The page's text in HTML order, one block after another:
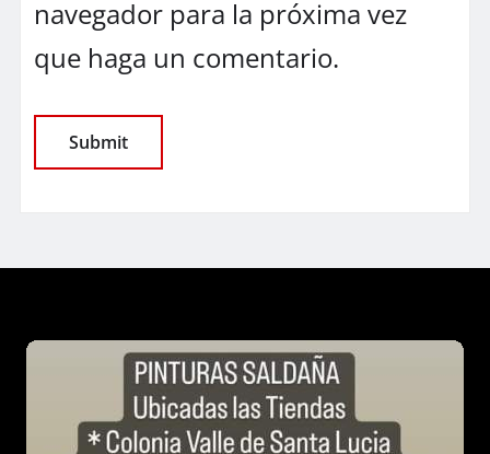
navegador para la próxima vez
que haga un comentario.